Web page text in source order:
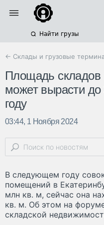
Найти грузы
← Склады и грузовые
Площадь складов
может вырасти
году
03:44, 1 Ноября 2024
В следующем году
помещений в
млн кв. м, сейчас она
кв. м. Об этом на
складской